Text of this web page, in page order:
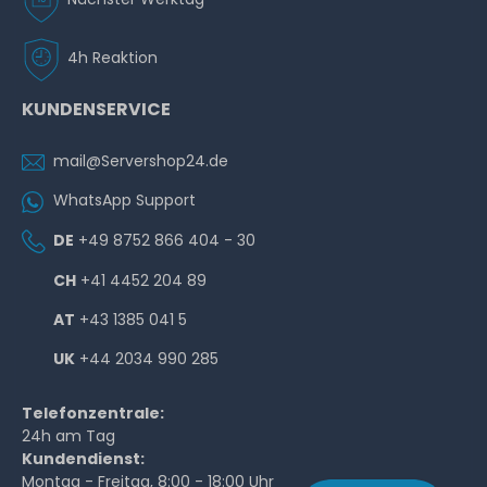
2 Jahre mit 24/7 Support mit 4h Reaktionszeit & Vor-
Hardware Care Pack für HPE Apollo 4510 Gen10 Server -
Ort-Service
4h Reaktion
KUNDENSERVICE
mail@Servershop24.de
WhatsApp Support
DE +49 8752 866 404 - 30
CH +41 4452 204 89
AT +43 1385 041 5
UK +44 2034 990 285
Telefonzentrale:
24h am Tag
Kundendienst:
Montag - Freitag, 8:00 - 18:00 Uhr